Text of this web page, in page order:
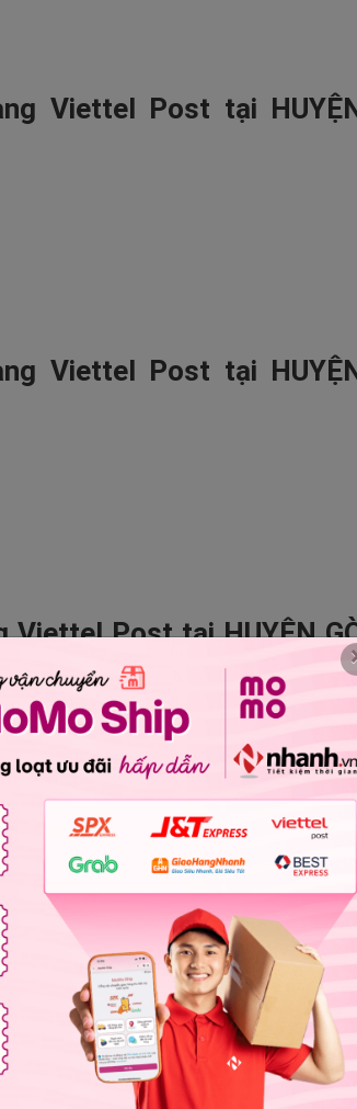
Viettel Post tại
Viettel Post tại
Viettel Post tại HUYỆN
Post tại HUYỆN